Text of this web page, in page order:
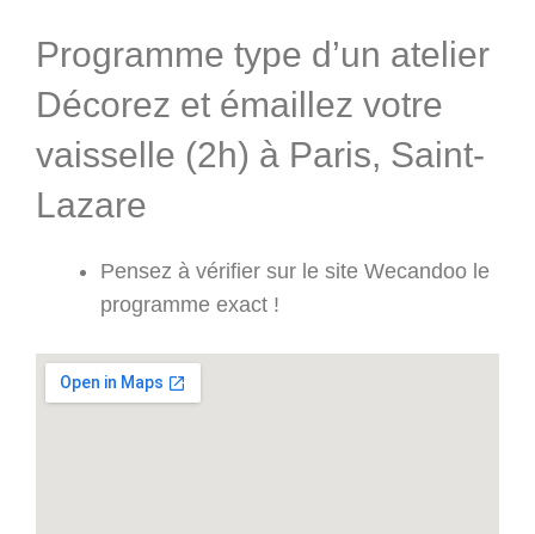
Programme type d’un atelier
Décorez et émaillez votre
vaisselle (2h) à Paris, Saint-
Lazare
Pensez à vérifier sur le site Wecandoo le
programme exact !